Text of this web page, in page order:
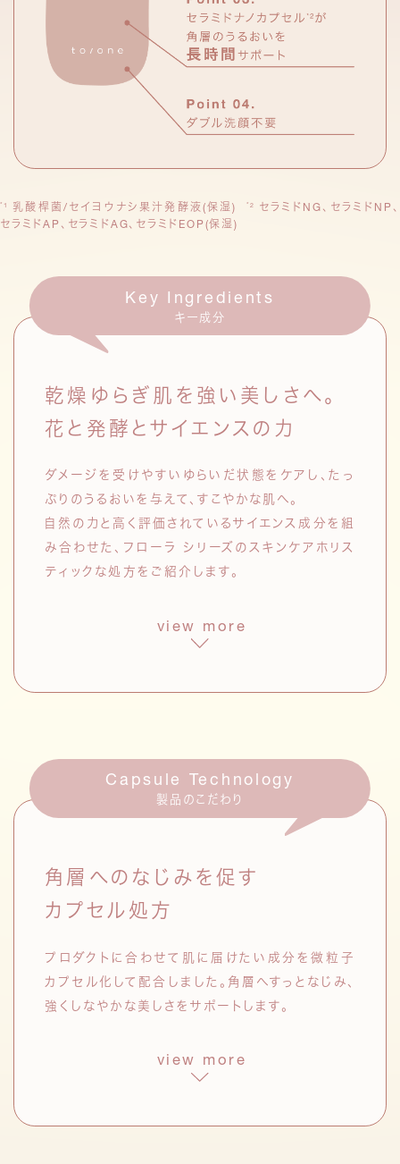
*1 乳酸桿菌/セイヨウナシ果汁発酵液(保湿) *2
セラミドNG、セラミドNP、
セラミドAP、セラミドAG、セラミドEOP(保湿)
Key Ingredients
キー成分
乾燥ゆらぎ肌を強い美しさへ。
花と発酵とサイエンスの力
ダメージを受けやすいゆらいだ状態をケアし、たっ
ぷりのうるおいを与えて、すこやかな肌へ。
自然の力と高く評価されているサイエンス成分を組
み合わせた、フローラ シリーズのスキンケアホリス
ティックな処方をご紹介します。
フローラシリーズ共通成分
アズレン、リモネン、シネオールなど
の有用成分を含有。肌あれを防ぐ。
日本で古くから肌のケアに用いられ
てきたエキス。フラボノイドを多く含
む。
シャクヤク根エキス
中国では漢方に用いられてきたシャ
クヤクのエキス。肌のうるおいを保
つ。
発酵液*3
view more
Capsule Technology
製品のこだわり
角層へのなじみを促す
カプセル処方
プロダクトに合わせて肌に届けたい成分を微粒子
カプセル化して配合しました。角層へすっとなじみ、
強くしなやかな美しさをサポートします。
クレンジング オイル
view more